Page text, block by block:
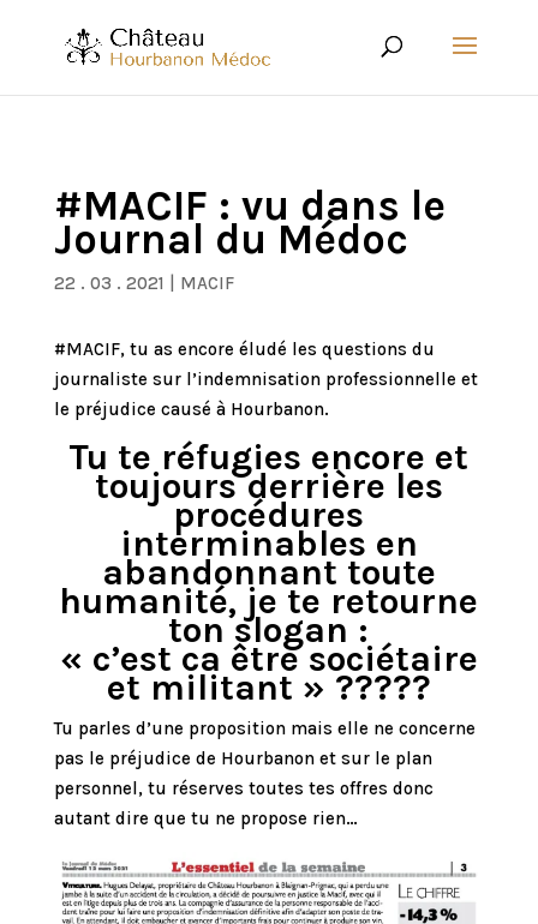
#MACIF : vu dans le
Journal du Médoc
22 . 03 . 2021 MACIF
#MACIF, tu as encore éludé les questions du
journaliste sur l’indemnisation professionnelle et
le préjudice causé à Hourbanon.
Tu te réfugies encore et
toujours derrière les
procédures
interminables en
abandonnant toute
humanité, je te retourne
ton slogan :
« c’est ca être sociétaire
et militant » ?????
Tu parles d’une proposition mais elle ne concerne
pas le préjudice de Hourbanon et sur le plan
personnel, tu réserves toutes tes offres donc
autant dire que tu ne propose rien…